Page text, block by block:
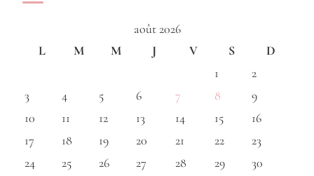
août 2026
L
M M J V S
D
1
2
3
4 5 6 7 8
9
10
11 12 13 14 15
16
17
18 19 20 21 22
23
24
25 26 27 28 29
30